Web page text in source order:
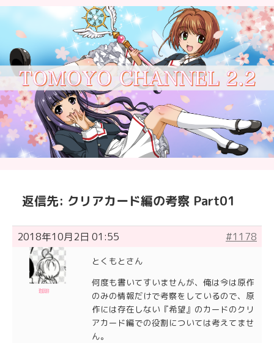
返信先: クリアカード編の考察 Part01
2018年10月2日 01:55 #1178
珈琲
とくもとさん
何度も書いてすいませんが、俺は今は原作
のみの情報だけで考察をしているので、原
作には存在しない『希望』のカードのクリ
アカード編での役割については考えてませ
ん。